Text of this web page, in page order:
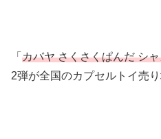
「 カバヤ さくさくぱんだ シ
2弾が全国のカプセルトイ売